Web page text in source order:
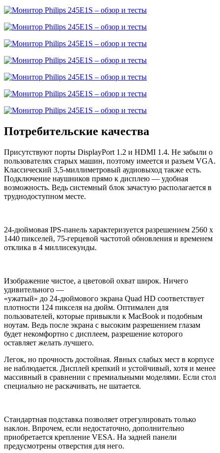
Потребительские качества
Присутствуют порты DisplayPort 1.2 и HDMI 1.4. Не забыли о
пользователях старых машин, поэтому имеется и разъем VGA.
Классический 3,5-миллиметровый аудиовыход также есть.
Подключение наушников прямо к дисплею — удобная
возможность. Ведь системный блок зачастую располагается в
труднодоступном месте.
24-дюймовая IPS-панель характеризуется разрешением 2560 x
1440 пикселей, 75-герцевой частотой обновления и временем
отклика в 4 миллисекунды.
Изображение чистое, а цветовой охват широк. Ничего
удивительного —
«ужатый» до 24-дюймового экрана Quad HD соответствует
плотности 124 пикселя на дюйм. Оптимален для
пользователей, которые привыкли к MacBook и подобным
ноутам. Ведь после экрана с высоким разрешением глазам
будет некомфортно с дисплеем, разрешение которого
оставляет желать лучшего.
Легок, но прочность достойная. Явных слабых мест в корпусе
не наблюдается. Дисплей крепкий и устойчивый, хотя и менее
массивный в сравнении с премиальными моделями. Если стол
специально не раскачивать, не шатается.
Стандартная подставка позволяет отрегулировать только
наклон. Впрочем, если недостаточно, дополнительно
приобретается крепление VESA. На задней панели
предусмотрены отверстия для него.